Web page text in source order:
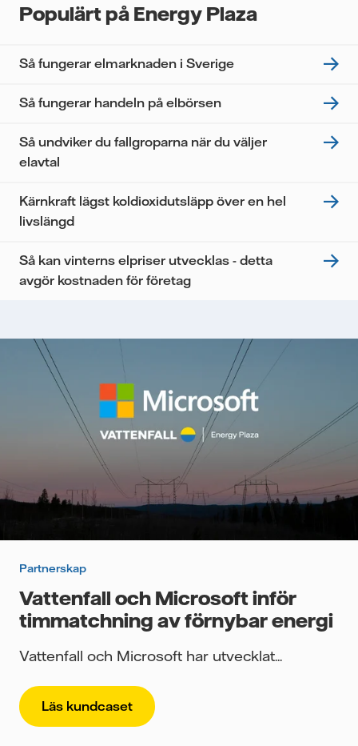
Populärt på Energy Plaza
Så fungerar elmarknaden i Sverige
Så fungerar handeln på elbörsen
Så undviker du fallgroparna när du väljer
elavtal
Kärnkraft lägst koldioxidutsläpp över en hel
livslängd
Så kan vinterns elpriser utvecklas - detta
avgör kostnaden för företag
Partnerskap
Vattenfall och Microsoft inför
timmatchning av förnybar energi
Vattenfall och Microsoft har utvecklat...
Läs kundcaset